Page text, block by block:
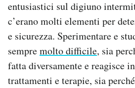
entusiastici sul digiuno
c’erano molti elementi per
e sicurezza. Sperimentare e
sempremolto difficile, sia
fatta diversamente e reagisce
trattamenti e terapie, sia